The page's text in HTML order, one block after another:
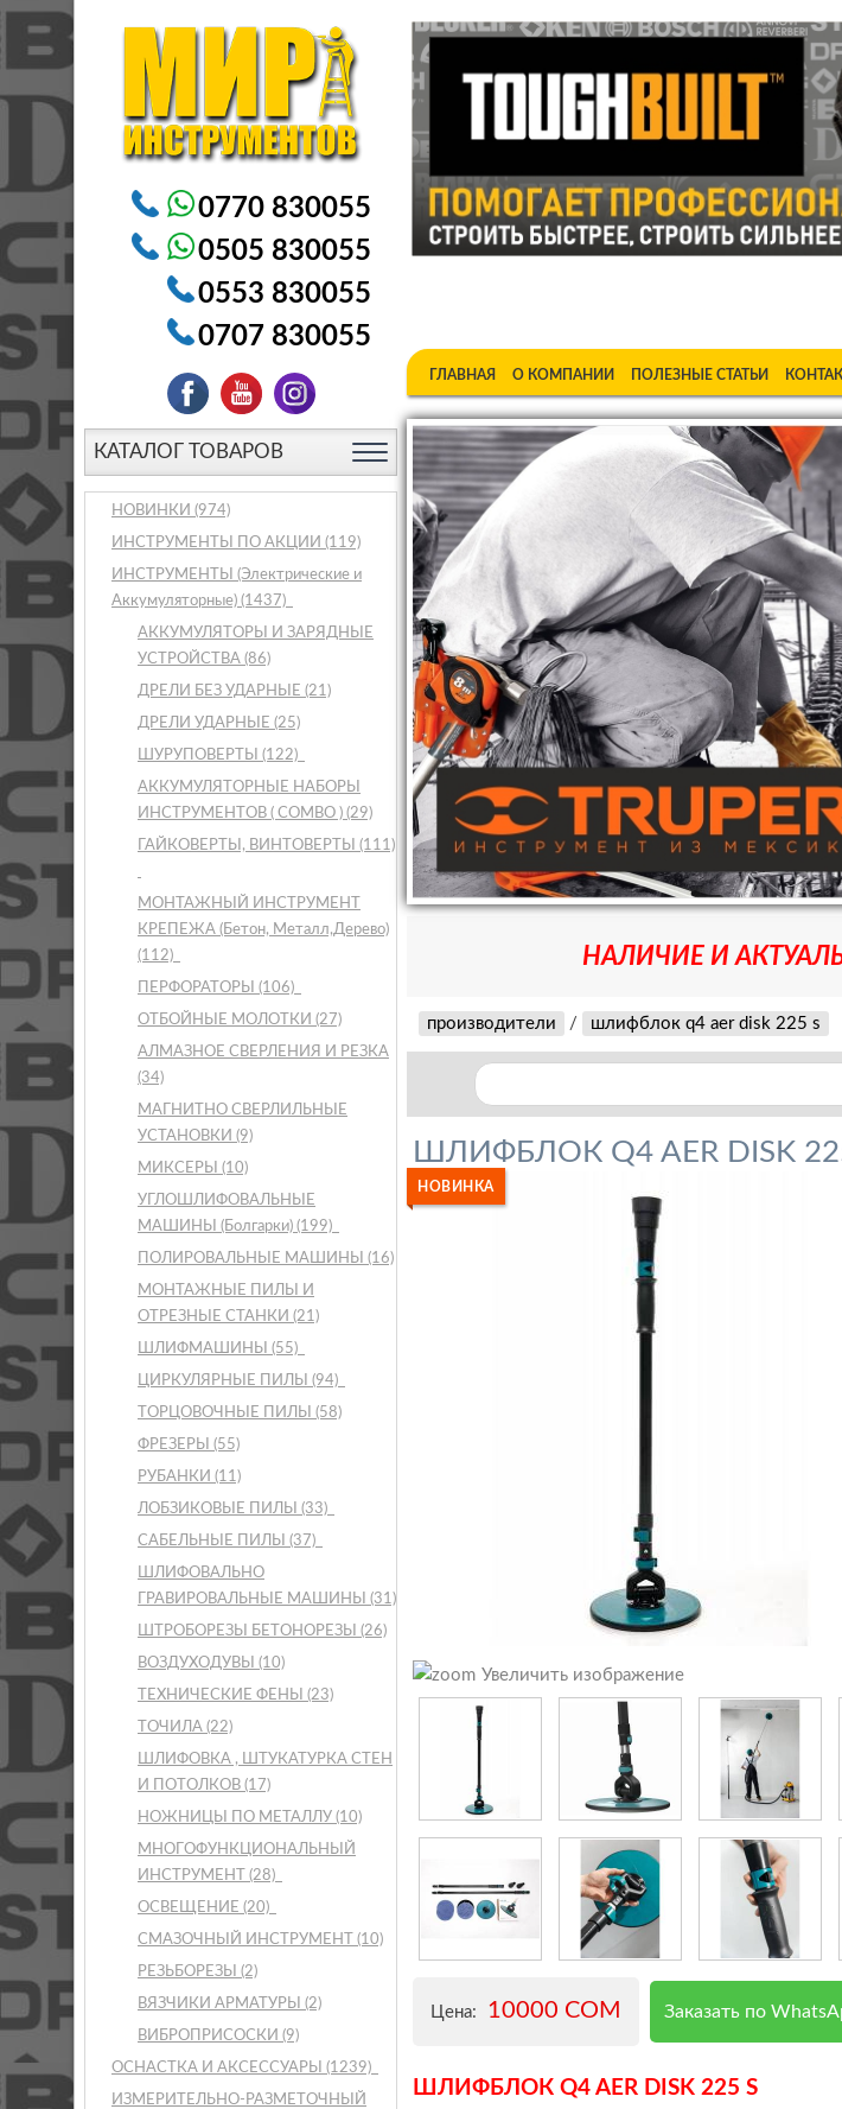
0770 830055
0505 830055
0553 830055
0707 830055
ГЛАВНАЯ О КОМПАНИИ ПОЛЕЗНЫЕ СТАТЬИ
КАТАЛОГ ТОВАРОВ
НОВИНКИ (974)
ИНСТРУМЕНТЫ ПО АКЦИИ (119)
ИНСТРУМЕНТЫ (Электрические и
Аккумуляторные) (1437)
АККУМУЛЯТОРЫ И ЗАРЯДНЫЕ
УСТРОЙСТВА (86)
ДРЕЛИ БЕЗ УДАРНЫЕ (21)
ДРЕЛИ УДАРНЫЕ (25)
ШУРУПОВЕРТЫ (122)
АККУМУЛЯТОРНЫЕ НАБОРЫ
ИНСТРУМЕНТОВ ( COMBO ) (29)
ГАЙКОВЕРТЫ, ВИНТОВЕРТЫ (111)
МОНТАЖНЫЙ ИНСТРУМЕНТ
КРЕПЕЖА (Бетон, Металл,Дерево)
(112)
ПЕРФОРАТОРЫ (106)
ОТБОЙНЫЕ МОЛОТКИ (27)
АЛМАЗНОЕ СВЕРЛЕНИЯ И РЕЗКА
(34)
МАГНИТНО СВЕРЛИЛЬНЫЕ
УСТАНОВКИ (9)
МИКСЕРЫ (10)
УГЛОШЛИФОВАЛЬНЫЕ
МАШИНЫ (Болгарки) (199)
ПОЛИРОВАЛЬНЫЕ МАШИНЫ (16)
МОНТАЖНЫЕ ПИЛЫ И
ОТРЕЗНЫЕ СТАНКИ (21)
ШЛИФМАШИНЫ (55)
ЦИРКУЛЯРНЫЕ ПИЛЫ (94)
ТОРЦОВОЧНЫЕ ПИЛЫ (58)
ФРЕЗЕРЫ (55)
РУБАНКИ (11)
ЛОБЗИКОВЫЕ ПИЛЫ (33)
САБЕЛЬНЫЕ ПИЛЫ (37)
ШЛИФОВАЛЬНО
ГРАВИРОВАЛЬНЫЕ МАШИНЫ (31)
ШТРОБОРЕЗЫ БЕТОНОРЕЗЫ (26)
ВОЗДУХОДУВЫ (10)
ТЕХНИЧЕСКИЕ ФЕНЫ (23)
ТОЧИЛА (22)
ШЛИФОВКА , ШТУКАТУРКА СТЕН
И ПОТОЛКОВ (17)
НОЖНИЦЫ ПО МЕТАЛЛУ (10)
МНОГОФУНКЦИОНАЛЬНЫЙ
ИНСТРУМЕНТ (28)
ОСВЕЩЕНИЕ (20)
СМАЗОЧНЫЙ ИНСТРУМЕНТ (10)
РЕЗЬБОРЕЗЫ (2)
ВЯЗЧИКИ АРМАТУРЫ (2)
ВИБРОПРИСОСКИ (9)
ОСНАСТКА И АКСЕССУАРЫ (1239)
ИЗМЕРИТЕЛЬНО-РАЗМЕТОЧНЫЙ
НАЛИЧИЕ И
производители / шлифблок q4 aer disk 225 s
ШЛИФБЛОК Q4 AER DISK
НОВИНКА
Увеличить изображение
Цена: 10000 COM Заказать по
ШЛИФБЛОК Q4 AER DISK 225 S